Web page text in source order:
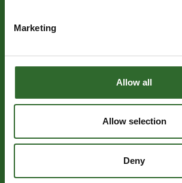
Marketing
Allow all
Allow selection
Deny